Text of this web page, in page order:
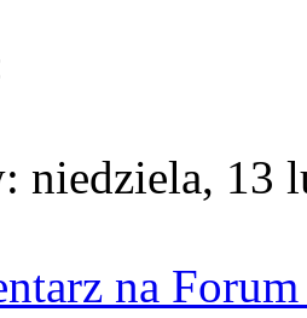
niedziela, 13
na